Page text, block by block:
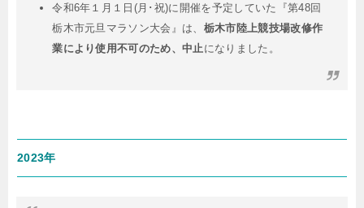
令和6年１月１日(月･祝)に開催を予定していた『第48回
栃木市元旦マラソン大会』は、 栃木市陸上競技場改修作
業により使用不可のため、中止 になりました。
2023年